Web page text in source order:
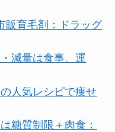
販育毛剤：ドラッグ
減量は食事、運
人気レシピで痩せ
糖質制限＋肉食：